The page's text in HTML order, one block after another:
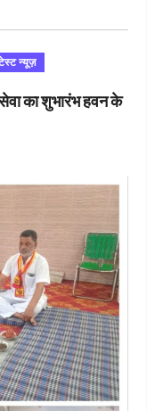
न्यूज़
का शुभारंभ हवन के